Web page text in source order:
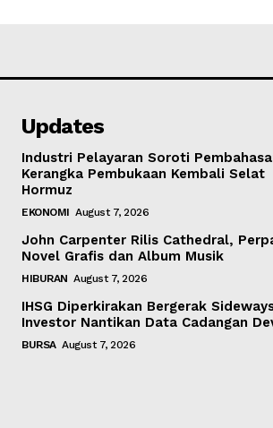
Updates
Industri Pelayaran Soroti
Kerangka Pembukaan Kembali Selat
Hormuz
EKONOMI August 7, 2026
John Carpenter Rilis Cathedral,
Novel Grafis dan Album Musik
HIBURAN August 7, 2026
IHSG Diperkirakan Bergerak
Investor Nantikan Data Cadangan
BURSA August 7, 2026